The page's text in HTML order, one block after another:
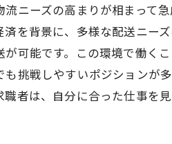
ニーズの高まりが相まって
を背景に、多様な配送ニー
可能です。この環境で働く
挑戦しやすいポジションが
者は、自分に合った仕事を